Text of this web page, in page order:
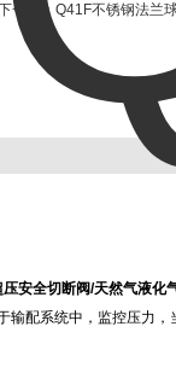
高，响应速度快。安装、
一个： Q41F不锈钢法兰
安全切断阀/天然气液化
输配系统中，监控压力